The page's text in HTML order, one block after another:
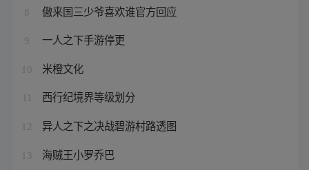
8 傲来国三少爷喜欢谁官方回应
9 一人之下手游停更
10 米橙文化
西行纪境界等级划分
12 异人之下之决战碧游村路透图
13 海贼王小罗乔巴